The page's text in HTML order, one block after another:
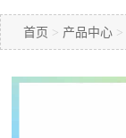
首页 > 产品中心 >